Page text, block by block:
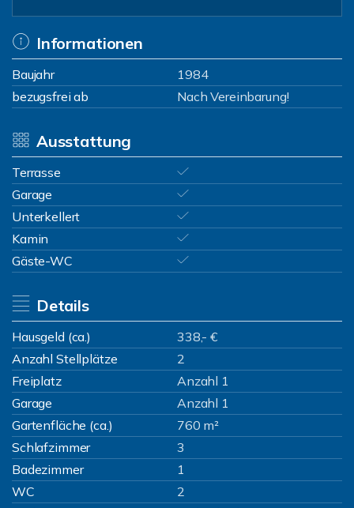
Informationen
Baujahr
1984
bezugsfrei ab
Nach Vereinbarung!
Ausstattung
Terrasse
Garage
Unterkellert
Kamin
Gäste-WC
Details
Hausgeld (ca.)
338,- €
Anzahl Stellplätze
2
Freiplatz
Anzahl 1
Garage
Anzahl 1
Gartenfläche (ca.)
760 m²
Schlafzimmer
3
Badezimmer
1
WC
2